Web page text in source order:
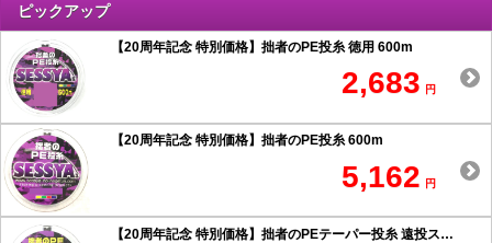
ピックアップ
【20周年記念 特別価格】拙者のPE投糸 徳用 600m
2,683 円
【20周年記念 特別価格】拙者のPE投糸 600m
5,162 円
【20周年記念 特別価格】拙者のPEテーパー投糸 遠投スペシャル 0.6号以上